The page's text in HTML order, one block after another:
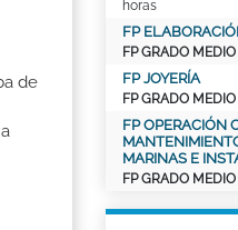
de
horas
FP
FP GRADO MEDIO
FP JOYERÍA
FP GRADO MEDIO
FP OPERACIÓN
MARINAS E
FP GRADO MEDIO